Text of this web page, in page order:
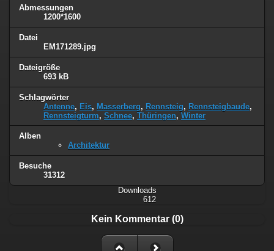
Abmessungen
1200*1600
Datei
EM171289.jpg
Dateigröße
693 kB
Schlagwörter
Antenne, Eis, Masserberg, Rennsteig, Rennsteigbaude,
Rennsteigturm, Schnee, Thüringen, Winter
Alben
Architektur
Besuche
31312
Downloads
612
Kein Kommentar (0)